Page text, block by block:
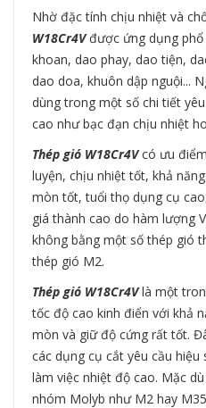
Nhờ đặc tính chịu nhiệt và
W18Cr4Vđược ứng dụng phổ
khoan, dao phay, dao tiện,
dao doa, khuôn dập nguội...
dùng trong một số chi tiết
cao như bạc đạn chịu nhiệt
Thép gió W18Cr4Vcó ưu
luyện, chịu nhiệt tốt, khả
mòn tốt, tuổi thọ dụng cụ
giá thành cao do hàm lượng
không bằng một số thép gió
thép gió M2.
Thép gió W18Cr4Vlà một
tốc độ cao kinh điển với khả
mòn và giữ độ cứng rất tốt.
các dụng cụ cắt yêu cầu
làm việc nhiệt độ cao. Mặc
nhóm Molyb như M2 hay